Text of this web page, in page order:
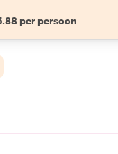
per persoon